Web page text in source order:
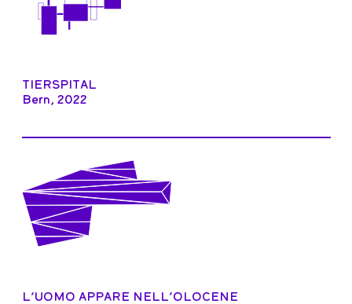
TIERSPITAL
Bern, 2022
L’UOMO APPARE NELL’OLOCENE